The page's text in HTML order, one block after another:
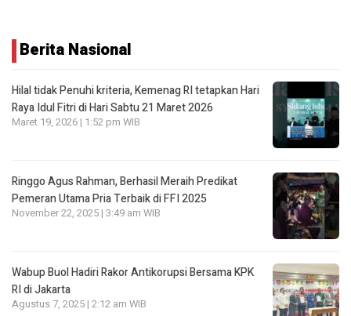
Berita Nasional
Hilal tidak Penuhi kriteria, Kemenag RI tetapkan Hari
Raya Idul Fitri di Hari Sabtu 21 Maret 2026
Maret 19, 2026 | 1:52 pm WIB
Ringgo Agus Rahman, Berhasil Meraih Predikat
Pemeran Utama Pria Terbaik di FFI 2025
November 22, 2025 | 3:49 am WIB
Wabup Buol Hadiri Rakor Antikorupsi Bersama KPK
RI di Jakarta
Agustus 7, 2025 | 2:12 am WIB